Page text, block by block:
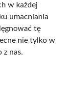
w każdej
umacniania
tę
nie tylko w
z nas.